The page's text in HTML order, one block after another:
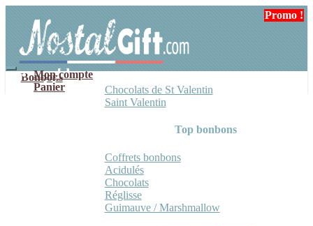
navigation
contenu
Mon compte
Panier
Bonbons
Chocolats de St Valentin
Saint Valentin
Top bonbons
Coffrets bonbons
Acidulés
Chocolats
Réglisse
Guimauve / Marshmallow
Promo !